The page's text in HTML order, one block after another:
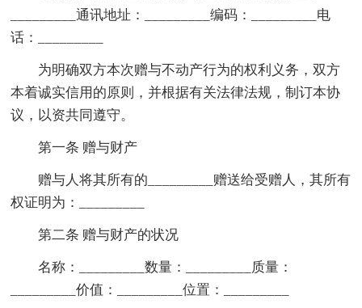
_________通讯地址：_________编码：_________电
话：_________
为明确双方本次赠与不动产行为的权利义务，双方
本着诚实信用的原则，并根据有关法律法规，制订本协
议，以资共同遵守。
第一条 赠与财产
赠与人将其所有的_________赠送给受赠人，其所有
权证明为：_________
第二条 赠与财产的状况
名称：_________数量：_________质量：
_________价值：_________位置：_________